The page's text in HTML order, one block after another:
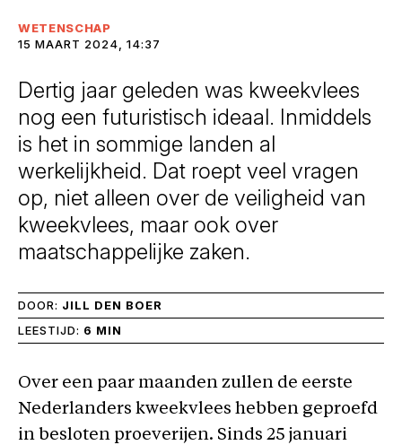
WETENSCHAP
15 MAART 2024, 14:37
Dertig jaar geleden was kweekvlees
nog een futuristisch ideaal. Inmiddels
is het in sommige landen al
werkelijkheid. Dat roept veel vragen
op, niet alleen over de veiligheid van
kweekvlees, maar ook over
maatschappelijke zaken.
DOOR: JILL DEN BOER
LEESTIJD: 6 MIN
Over een paar maanden zullen de eerste
Nederlanders kweekvlees hebben geproefd
in besloten proeverijen. Sinds 25 januari